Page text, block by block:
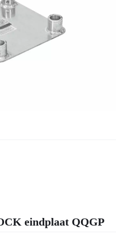
eindplaat QQGP